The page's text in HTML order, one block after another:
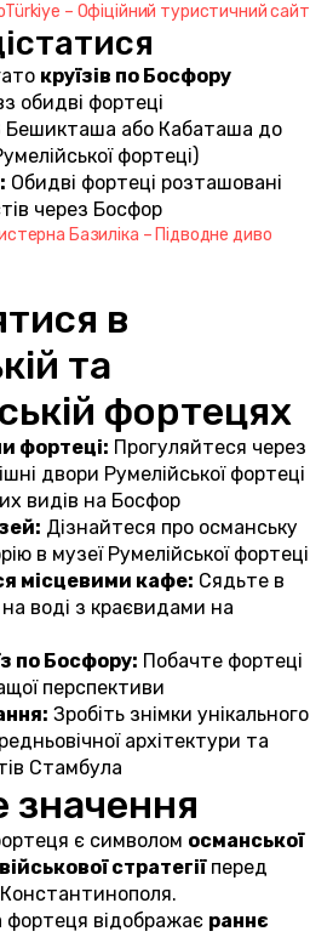
– Офіційний туристичний сайт
круїзів по Босфору
обидві фортеці
Бешикташа або Кабаташа до
фортеці)
Обидві фортеці розташовані
через Босфор
Базиліка – Підводне диво
в
та
фортецях
фортеці: Прогуляйтеся через
двори Румелійської фортеці
видів на Босфор
Дізнайтеся про османську
в музеї Румелійської фортеці
місцевими кафе: Сядьте в
воді з краєвидами на
по Босфору: Побачте фортеці
перспективи
Зробіть знімки унікального
архітектури та
Стамбула
значення
є символом османської
стратегії перед
фортеця відображає раннє